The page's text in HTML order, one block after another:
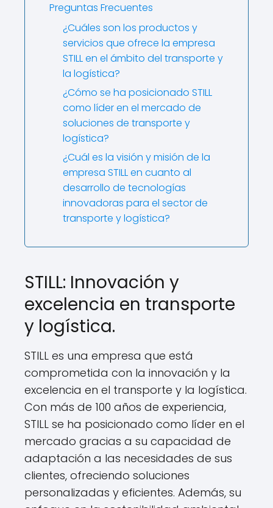
Preguntas Frecuentes
¿Cuáles son los productos y
servicios que ofrece la empresa
STILL en el ámbito del transporte y
la logística?
¿Cómo se ha posicionado STILL
como líder en el mercado de
soluciones de transporte y
logística?
¿Cuál es la visión y misión de la
empresa STILL en cuanto al
desarrollo de tecnologías
innovadoras para el sector de
transporte y logística?
STILL: Innovación y
excelencia en transporte
y logística.
STILL es una empresa que está
comprometida con la innovación y la
excelencia en el transporte y la logística.
Con más de 100 años de experiencia,
STILL se ha posicionado como líder en el
mercado gracias a su capacidad de
adaptación a las necesidades de sus
clientes, ofreciendo soluciones
personalizadas y eficientes. Además, su